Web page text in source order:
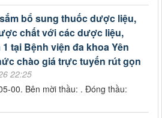
bổ sung thuốc dược liệu,
chất với các dược liệu,
tại Bệnh viện đa khoa Yên
chào giá trực tuyến rút gọn
22:25
00. Bên mời thầu: . Đóng thầu: